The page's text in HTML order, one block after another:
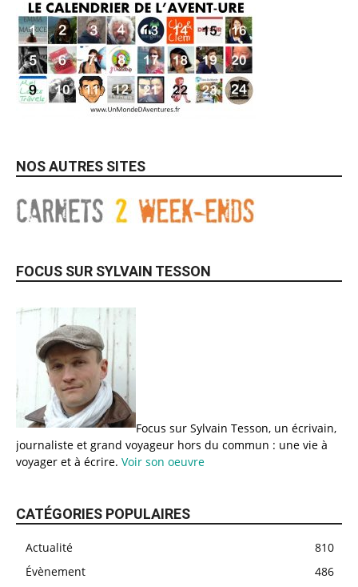
NOS AUTRES SITES
FOCUS SUR SYLVAIN TESSON
Focus sur Sylvain Tesson, un écrivain,
journaliste et grand voyageur hors du commun : une vie à
voyager et à écrire. Voir son oeuvre
CATÉGORIES POPULAIRES
Actualité
810
Évènement
486